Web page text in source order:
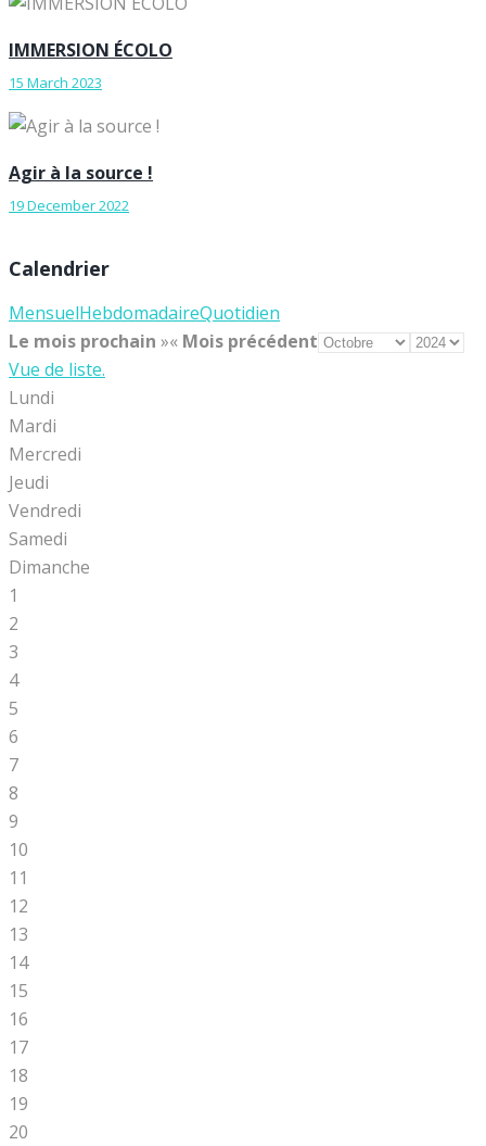
IMMERSION ÉCOLO
15 March 2023
Agir à la source !
19 December 2022
Calendrier
MensuelHebdomadaireQuotidien
Le mois prochain »« Mois précédent
Vue de liste.
Lundi
Mardi
Mercredi
Jeudi
Vendredi
Samedi
Dimanche
1
2
3
4
5
6
7
8
9
10
11
12
13
14
15
16
17
18
19
20